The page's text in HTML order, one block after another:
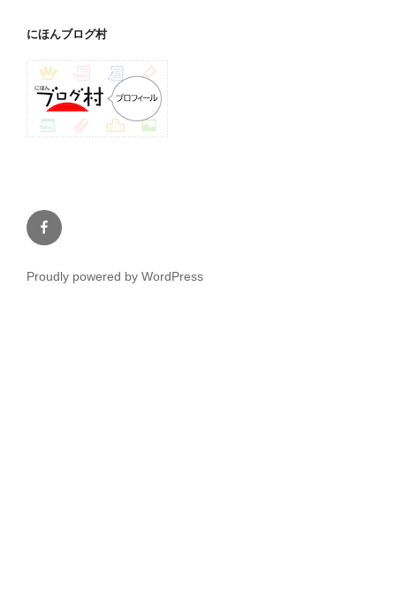
にほんブログ村
Facebook
Proudly powered by WordPress